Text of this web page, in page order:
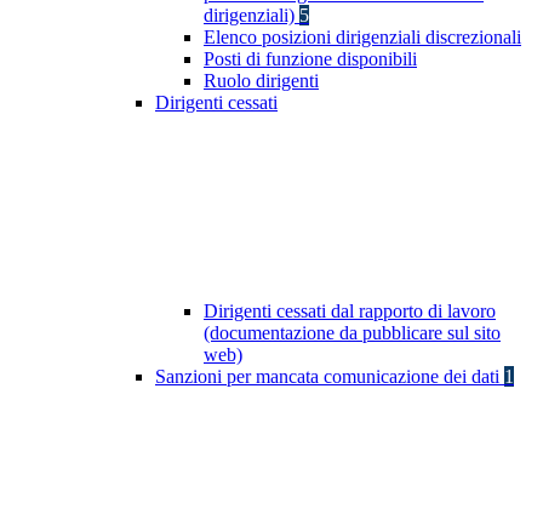
dirigenziali) 5
Elenco posizioni dirigenziali discrezionali
Posti di funzione disponibili
Ruolo dirigenti
Dirigenti cessati
Dirigenti cessati dal rapporto di lavoro
(documentazione da pubblicare sul sito
web)
Sanzioni per mancata comunicazione dei dati 1